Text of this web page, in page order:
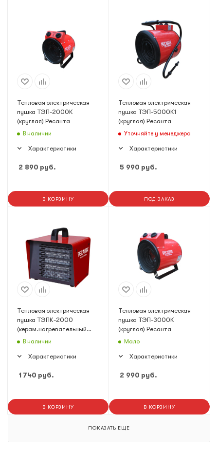
Тепловая электрическая
пушка ТЭП-2000К
(круглая) Ресанта
В наличии
Характеристики
2 890 руб.
В КОРЗИНУ
Тепловая электрическая
пушка ТЭП-5000К1
(круглая) Ресанта
Уточняйте у менеджера
Характеристики
5 990 руб.
ПОД ЗАКАЗ
Тепловая электрическая
пушка ТЭПК-2000
(керам.нагревательный
элемент) Ресанта
В наличии
Характеристики
1 740 руб.
В КОРЗИНУ
Тепловая электрическая
пушка ТЭП-3000К
(круглая) Ресанта
Мало
Характеристики
2 990 руб.
В КОРЗИНУ
ПОКАЗАТЬ ЕЩЕ